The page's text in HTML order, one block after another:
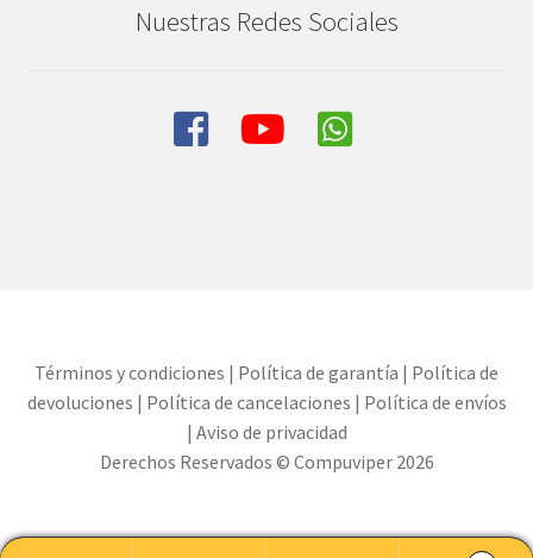
Nuestras Redes Sociales
Términos y condiciones | Política de garantía | Política de
devoluciones | Política de cancelaciones | Política de envíos
| Aviso de privacidad
Derechos Reservados © Compuviper 2026